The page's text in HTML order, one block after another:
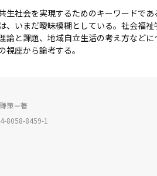
生社会を実現するためのキーワードで
、いまだ曖昧模糊としている。社会福
論と課題、地域自立生活の考え方などに
視座から論考する。
策＝著
8058-8459-1